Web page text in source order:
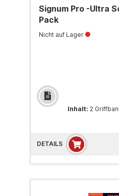
Signum Pro -Ultra
Pack
Nicht auf Lager
Inhalt: 2
DETAILS